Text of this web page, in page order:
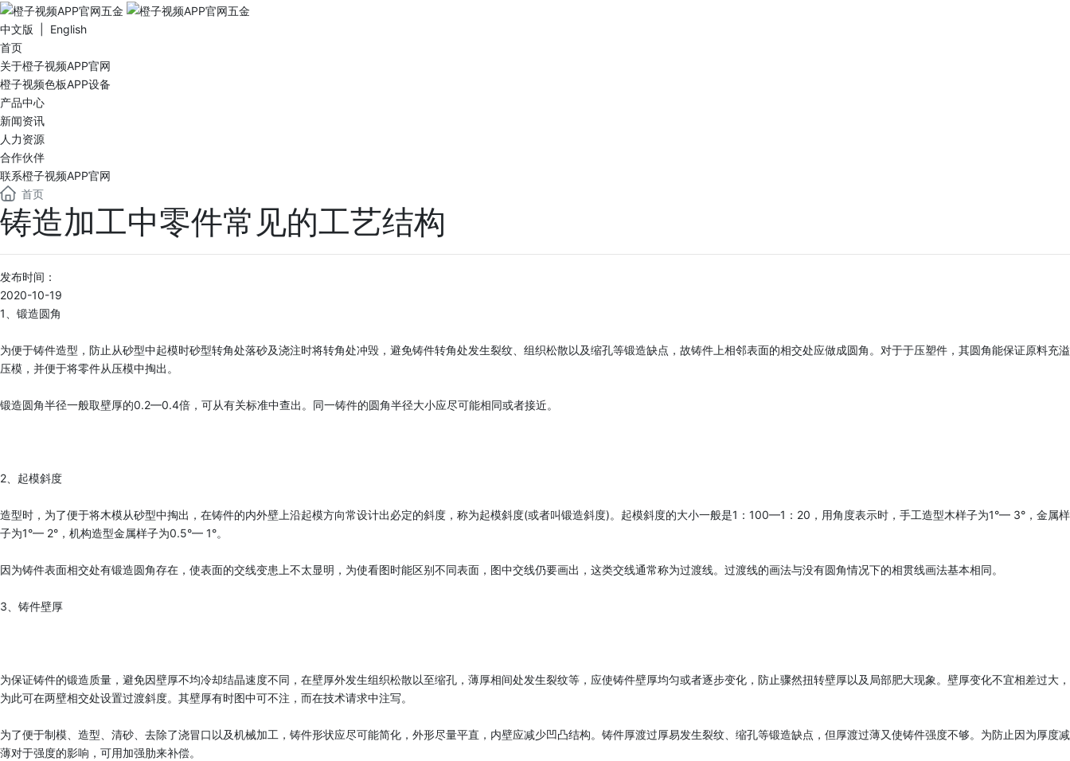
中文版 | English
首页
关于橙子视频APP官网
橙子视频色板APP设备
产品中心
新闻资讯
人力资源
合作伙伴
联系橙子视频APP官网
首页
铸造加工中零件常见的工艺结构
发布时间：
2020-10-19
1、锻造圆角
为便于铸件造型，防止从砂型中起模时砂型转角处落砂及浇注时将转角处冲毁，避免铸件转角处发生裂纹、组织松散以及缩孔等锻造缺点，故铸件上相邻表面的相交处应做成圆角。对于于压塑件，其圆角能保证原料充溢
压模，并便于将零件从压模中掏出。
锻造圆角半径一般取壁厚的0.2—0.4倍，可从有关标准中查出。同一铸件的圆角半径大小应尽可能相同或者接近。
2、起模斜度
造型时，为了便于将木模从砂型中掏出，在铸件的内外壁上沿起模方向常设计出必定的斜度，称为起模斜度(或者叫锻造斜度)。起模斜度的大小一般是1：100—1：20，用角度表示时，手工造型木样子为1°— 3°，金属样
子为1°— 2°，机构造型金属样子为0.5°— 1°。
因为铸件表面相交处有锻造圆角存在，使表面的交线变患上不太显明，为使看图时能区别不同表面，图中交线仍要画出，这类交线通常称为过渡线。过渡线的画法与没有圆角情况下的相贯线画法基本相同。
3、铸件壁厚
为保证铸件的锻造质量，避免因壁厚不均冷却结晶速度不同，在壁厚外发生组织松散以至缩孔，薄厚相间处发生裂纹等，应使铸件壁厚均匀或者逐步变化，防止骤然扭转壁厚以及局部肥大现象。壁厚变化不宜相差过大，
为此可在两壁相交处设置过渡斜度。其壁厚有时图中可不注，而在技术请求中注写。
为了便于制模、造型、清砂、去除了浇冒口以及机械加工，铸件形状应尽可能简化，外形尽量平直，内壁应减少凹凸结构。铸件厚渡过厚易发生裂纹、缩孔等锻造缺点，但厚渡过薄又使铸件强度不够。为防止因为厚度减
薄对于强度的影响，可用加强肋来补偿。